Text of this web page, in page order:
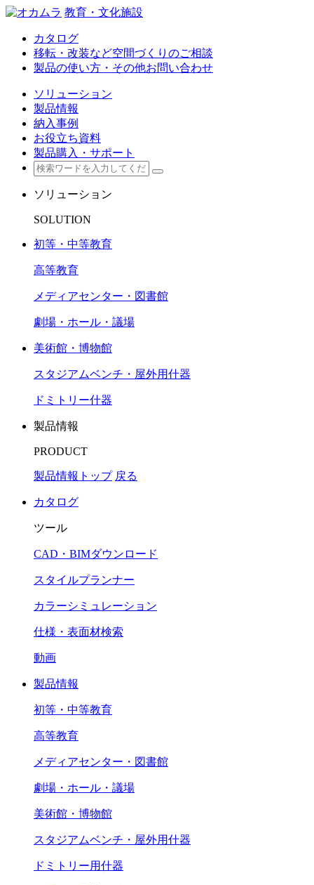
教育・文化施設
カタログ
移転・改装など空間づくりのご相談
製品の使い方・その他お問い合わせ
ソリューション
製品情報
納入事例
お役立ち資料
製品購入・サポート
ソリューション
SOLUTION
初等・中等教育
高等教育
メディアセンター・図書館
劇場・ホール・議場
美術館・博物館
スタジアムベンチ・屋外用什器
ドミトリー什器
製品情報
PRODUCT
製品情報トップ 戻る
カタログ
ツール
CAD・BIMダウンロード
スタイルプランナー
カラーシミュレーション
仕様・表面材検索
動画
製品情報
初等・中等教育
高等教育
メディアセンター・図書館
劇場・ホール・議場
美術館・博物館
スタジアムベンチ・屋外用什器
ドミトリー用什器